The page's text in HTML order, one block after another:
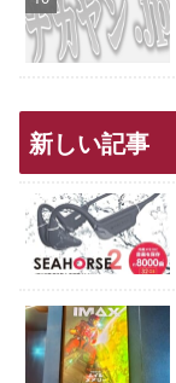
新しい記事